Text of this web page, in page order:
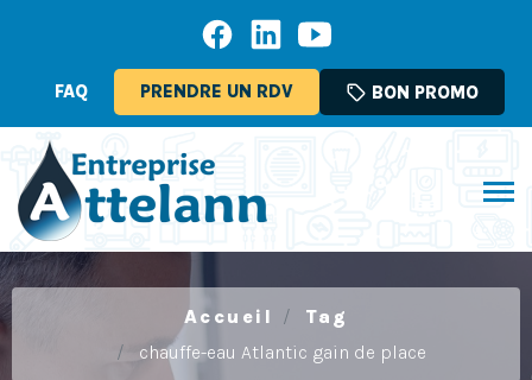
FAQ PRENDRE UN RDV sell BON PROMO
Accueil
Tag
chauffe-eau Atlantic gain de place